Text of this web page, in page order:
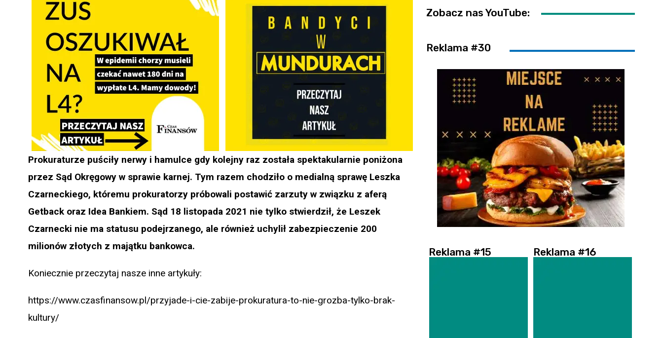
Prokuraturze puściły nerwy i hamulce gdy kolejny raz została spektakularnie poniżona
przez Sąd Okręgowy w sprawie karnej. Tym razem chodziło o medialną sprawę Leszka
Czarneckiego, któremu prokuratorzy próbowali postawić zarzuty w związku z aferą
Getback oraz Idea Bankiem. Sąd 18 listopada 2021 nie tylko stwierdził, że Leszek
Czarnecki nie ma statusu podejrzanego, ale również uchylił zabezpieczenie 200
milionów złotych z majątku bankowca.
Koniecznie przeczytaj nasze inne artykuły:
https://www.czasfinansow.pl/przyjade-i-cie-zabije-prokuratura-to-nie-grozba-tylko-brak-
kultury/
Zobacz nas YouTube:
Reklama #30
Reklama #15 Reklama #16